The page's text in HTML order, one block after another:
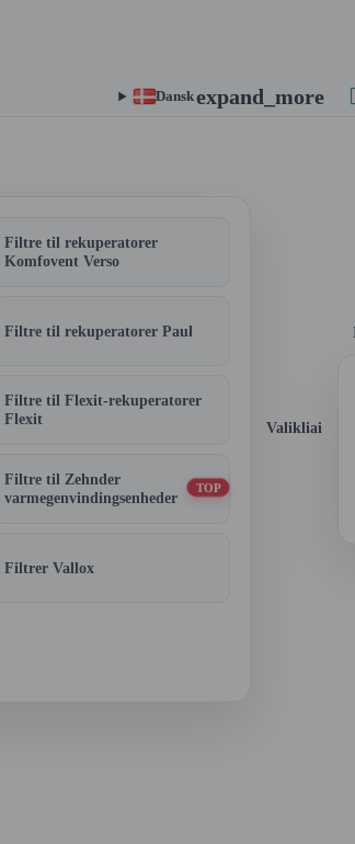
Danskexpand_more
Filtre til rekuperatorer
Komfovent Verso
Filtre til rekuperatorer Paul
Filtre til Flexit-rekuperatorer
Flexit
Filtre til Zehnder
varmegenvindingsenheder
TOP
Filtrer Vallox
Valikliai